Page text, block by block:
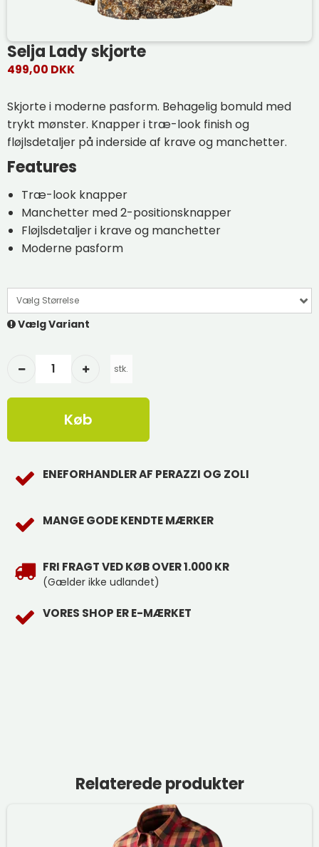
Selja Lady skjorte
499,00 DKK
Skjorte i moderne pasform. Behagelig bomuld med
trykt mønster. Knapper i træ-look finish og
fløjlsdetaljer på inderside af krave og manchetter.
Features
Træ-look knapper
Manchetter med 2-positionsknapper
Fløjlsdetaljer i krave og manchetter
Moderne pasform
Vælg Størrelse
Vælg Variant
stk.
Køb
ENEFORHANDLER AF PERAZZI OG ZOLI
MANGE GODE KENDTE MÆRKER
FRI FRAGT VED KØB OVER 1.000 KR
(Gælder ikke udlandet)
VORES SHOP ER E-MÆRKET
Relaterede produkter